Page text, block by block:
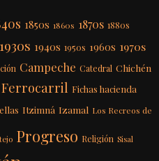
1850s 1860s 1870s 1880s
1930s 1940s 1950s 1960s 1970s
Campeche Catedral Chichén
Ferrocarril Fichas hacienda
Itzimná Izamal Los Recreos de
Progreso Religión Sisal